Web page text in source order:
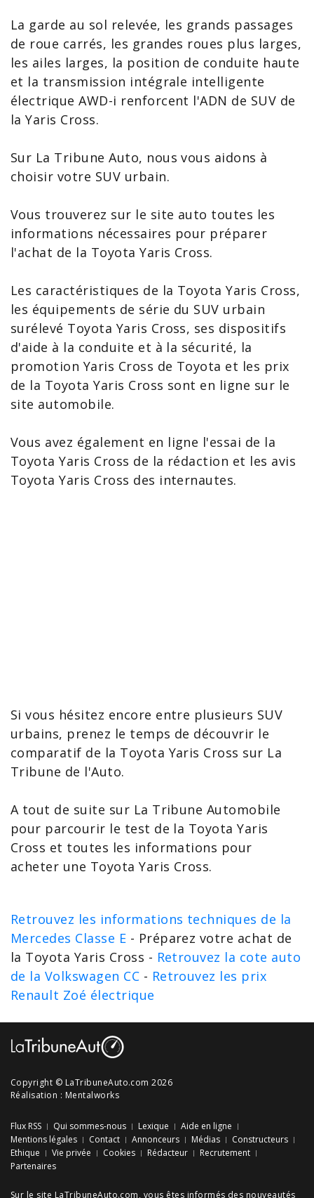
La garde au sol relevée, les grands passages
de roue carrés, les grandes roues plus larges,
les ailes larges, la position de conduite haute
et la transmission intégrale intelligente
électrique AWD-i renforcent l'ADN de SUV de
la Yaris Cross.
Sur La Tribune Auto, nous vous aidons à
choisir votre SUV urbain.
Vous trouverez sur le site auto toutes les
informations nécessaires pour préparer
l'achat de la Toyota Yaris Cross.
Les caractéristiques de la Toyota Yaris Cross,
les équipements de série du SUV urbain
surélevé Toyota Yaris Cross, ses dispositifs
d'aide à la conduite et à la sécurité, la
promotion Yaris Cross de Toyota et les prix
de la Toyota Yaris Cross sont en ligne sur le
site automobile.
Vous avez également en ligne l'essai de la
Toyota Yaris Cross de la rédaction et les avis
Toyota Yaris Cross des internautes.
Si vous hésitez encore entre plusieurs SUV
urbains, prenez le temps de découvrir le
comparatif de la Toyota Yaris Cross sur La
Tribune de l'Auto.
A tout de suite sur La Tribune Automobile
pour parcourir le test de la Toyota Yaris
Cross et toutes les informations pour
acheter une Toyota Yaris Cross.
Retrouvez les informations techniques de la
Mercedes Classe E - Préparez votre achat de
la Toyota Yaris Cross - Retrouvez la cote auto
de la Volkswagen CC - Retrouvez les prix
Renault Zoé électrique
Copyright © LaTribuneAuto.com 2026
Réalisation : Mentalworks
Flux RSS Qui sommes-nous Lexique
Aide en ligne
Mentions légales
Contact Annonceurs Médias
Constructeurs
Ethique
Vie privée Cookies Rédacteur
Recrutement
Partenaires
Sur le site LaTribuneAuto.com, vous êtes informés des nouveautés